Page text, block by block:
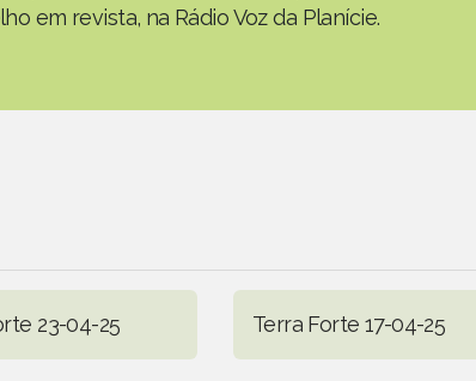
em revista, na Rádio Voz da Planície.
23-04-25 Terra Forte 17-04-25